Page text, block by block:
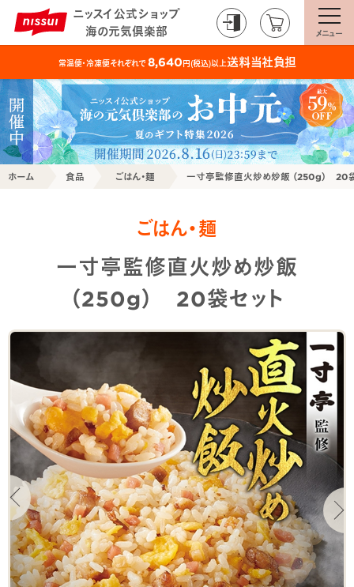
ニッスイ公式ショップ
海の元気倶楽部
メニュー
常温便・冷凍便それぞれで8,640円(税込)以上送料当社負担
ホーム 食品 ごはん・麺 一寸亭監修直火炒め炒飯 （250g） 20
ごはん・麺
一寸亭監修直火炒め炒飯
（250g） 20袋セット